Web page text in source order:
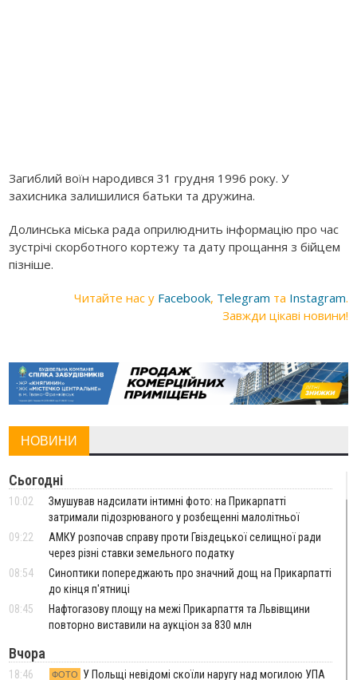
Загиблий воїн народився 31 грудня 1996 року. У
захисника залишилися батьки та дружина.
Долинська міська рада оприлюднить інформацію про час
зустрічі скорботного кортежу та дату прощання з бійцем
пізніше.
Читайте нас у Facebook, Telegram та Instagram.
Завжди цікаві новини!
НОВИНИ
Сьогодні
10:02
Змушував надсилати інтимні фото: на Прикарпатті
затримали підозрюваного у розбещенні малолітньої
09:22
АМКУ розпочав справу проти Гвіздецької селищної ради
через різні ставки земельного податку
08:54
Синоптики попереджають про значний дощ на Прикарпатті
до кінця п'ятниці
08:45
Нафтогазову площу на межі Прикарпаття та Львівщини
повторно виставили на аукціон за 830 млн
Вчора
18:46 ФОТО У Польщі невідомі скоїли наругу над могилою УПА